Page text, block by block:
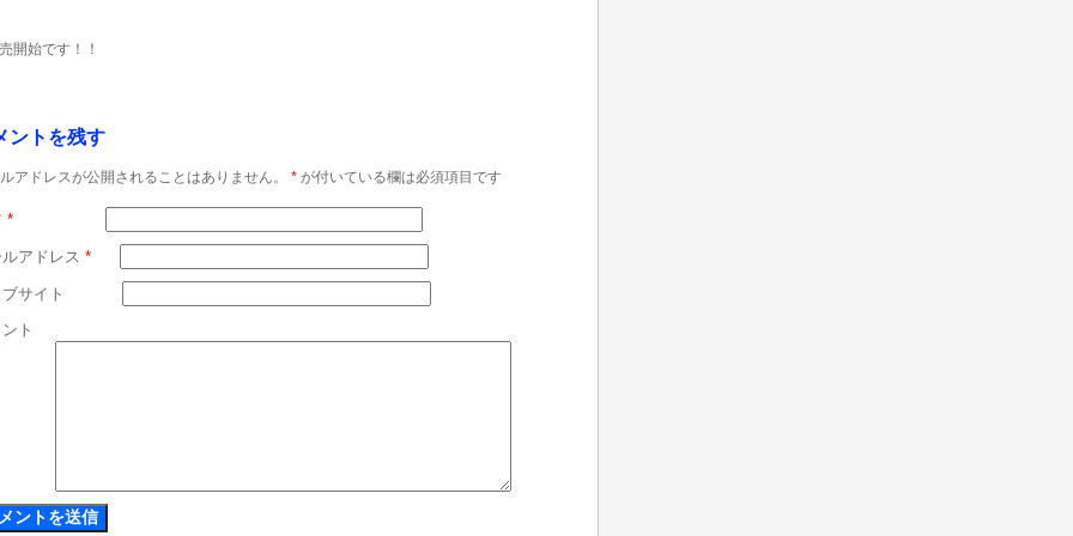
開始です！！
ントを残す
アドレスが公開されることはありません。 *が付いている欄は必須項目です
*
ルアドレス *
サイト
ト